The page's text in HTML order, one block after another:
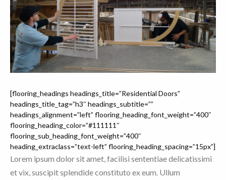
[flooring_headings headings_title=”Residential Doors”
headings_title_tag=”h3″ headings_subtitle=””
headings_alignment=”left” flooring_heading_font_weight=”400″
flooring_heading_color=”#111111″
flooring_sub_heading_font_weight=”400″
heading_extraclass=”text-left” flooring_heading_spacing=”15px”]
Lorem ipsum dolor sit amet, facilisi sententiae delicatissimi
et vix, suscipit splendide constituto ex eum. Ullum